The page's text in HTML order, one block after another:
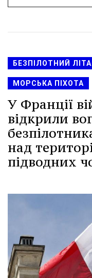
БЕЗПІЛОТНИЙ
МОРСЬКА ПІХОТА
У Франції
відкрили
над
підводних